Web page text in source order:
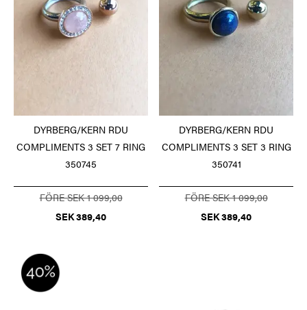
DYRBERG/KERN RDU
COMPLIMENTS 3 SET 7 RING
350745
FÖRE SEK 1 099,00
SEK 389,40
DYRBERG/KERN RDU
COMPLIMENTS 3 SET 3 RING
350741
FÖRE SEK 1 099,00
SEK 389,40